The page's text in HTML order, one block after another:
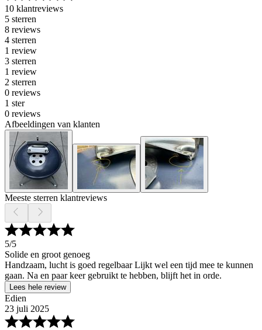
10 klantreviews
5 sterren
8 reviews
4 sterren
1 review
3 sterren
1 review
2 sterren
0 reviews
1 ster
0 reviews
Afbeeldingen van klanten
Meeste sterren klantreviews
5/5
Solide en groot genoeg
Handzaam, lucht is goed regelbaar Lijkt wel een tijd mee te kunnen
gaan. Na en paar keer gebruikt te hebben, blijft het in orde.
Lees hele review
Edien
23 juli 2025